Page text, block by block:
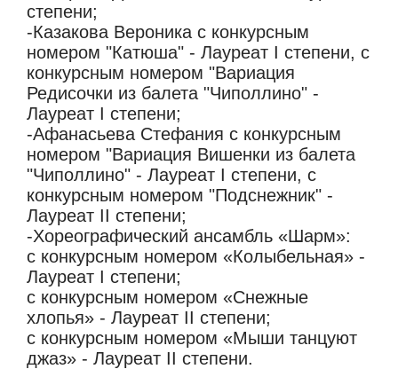
степени;
-Казакова Вероника с конкурсным
номером "Катюша" - Лауреат I степени, с
конкурсным номером "Вариация
Редисочки из балета "Чиполлино" -
Лауреат I степени;
-Афанасьева Стефания с конкурсным
номером "Вариация Вишенки из балета
"Чиполлино" - Лауреат I степени, с
конкурсным номером "Подснежник" -
Лауреат II степени;
-Хореографический ансамбль «Шарм»:
с конкурсным номером «Колыбельная» -
Лауреат I степени;
с конкурсным номером «Снежные
хлопья» - Лауреат II степени;
с конкурсным номером «Мыши танцуют
джаз» - Лауреат II степени.